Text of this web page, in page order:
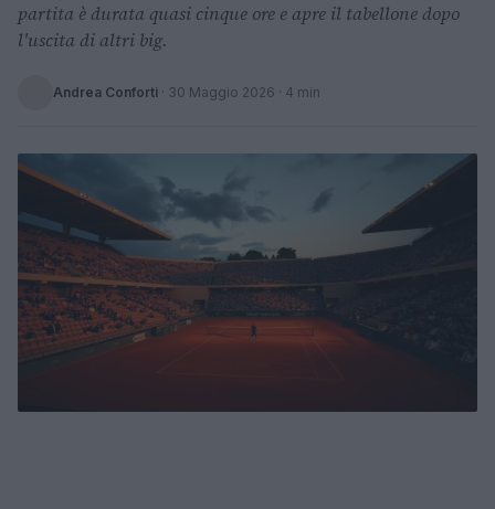
partita è durata quasi cinque ore e apre il tabellone dopo
l'uscita di altri big.
Andrea Conforti · 30 Maggio 2026 · 4 min